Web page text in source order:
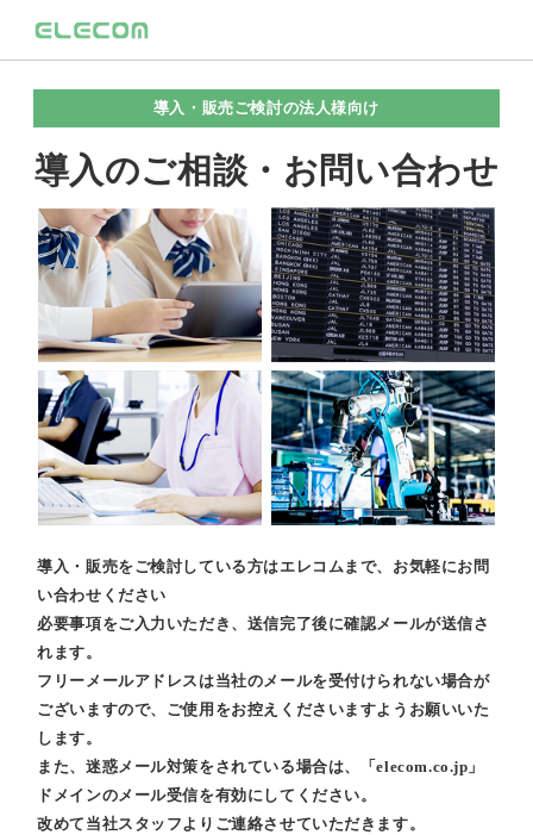
導入・販売ご検討の法人様向け
導入のご相談・お問い合わせ
導入・販売をご検討している方はエレコムまで、お気軽にお問
い合わせください
必要事項をご入力いただき、送信完了後に確認メールが送信さ
れます。
フリーメールアドレスは当社のメールを受付けられない場合が
ございますので、ご使用をお控えくださいますようお願いいた
します。
また、迷惑メール対策をされている場合は、「elecom.co.jp」
ドメインのメール受信を有効にしてください。
改めて当社スタッフよりご連絡させていただきます。